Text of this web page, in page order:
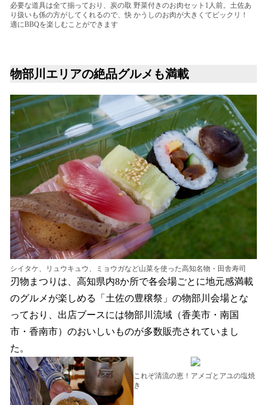
必要な道具は全て揃っており、炭の取
り扱いも係の方がしてくれるので、快
適にBBQを楽しむことができます
野菜付きのお肉セット1人前。土佐あ
かうしのお肉が大きくてビックリ！
物部川エリアの絶品グルメも満載
シイタケ、リュウキュウ、ミョウガなど山菜を使った高知名物・田舎寿司
刃物まつりは、高知県内8か所で各会場ごとに地元感満載
のグルメが楽しめる「土佐の豊穣祭」の物部川会場とな
っており、出店ブースには物部川流域（香美市・南国
市・香南市）のおいしいものが多数販売されていまし
た。
これぞ清流の恵！アメゴとアユの塩焼
き